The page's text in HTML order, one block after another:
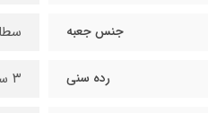
جنس جعبه
رده سنی ۳ سال تا بزرگسال